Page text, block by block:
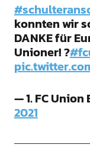
konnten wir
DANKE für
Unioner! ?
— 1. FC
2021